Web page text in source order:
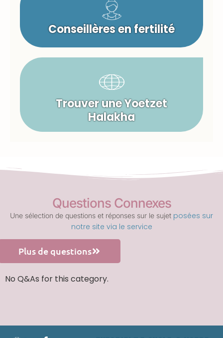
Conseillères en fertilité
Trouver une Yoetzet
Halakha
Questions Connexes
Une sélection de questions et réponses sur le sujet posées sur
notre site via le service
Plus de questions
No Q&As for this category.